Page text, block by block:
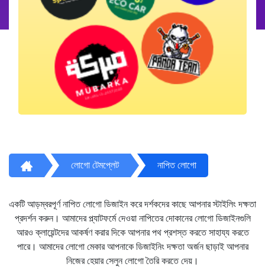
লোগো টেমপ্লেট নাপিত লোগো
একটি আড়ম্বরপূর্ণ নাপিত লোগো ডিজাইন করে দর্শকদের কাছে আপনার স্টাইলিং দক্ষতা
প্রদর্শন করুন। আমাদের প্ল্যাটফর্মে দেওয়া নাপিতের দোকানের লোগো ডিজাইনগুলি
আরও ক্লায়েন্টদের আকর্ষণ করার দিকে আপনার পথ প্রশস্ত করতে সাহায্য করতে
পারে। আমাদের লোগো মেকার আপনাকে ডিজাইনিং দক্ষতা অর্জন ছাড়াই আপনার
নিজের হেয়ার সেলুন লোগো তৈরি করতে দেয়।